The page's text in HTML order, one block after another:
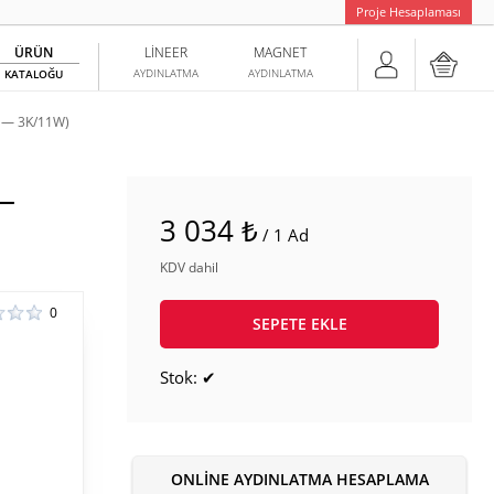
Proje Hesaplaması
MAGNET
AYDINLATMA
LINEER
AYDINLATMA
ÜRÜN
KATALOĞU
3K/11W)
0
3 034 ₺ / 1 Ad
KDV dahil
SEPETE EKLE
Stok: ✔
ONLINE AYDINLATMA HESAPLAMA